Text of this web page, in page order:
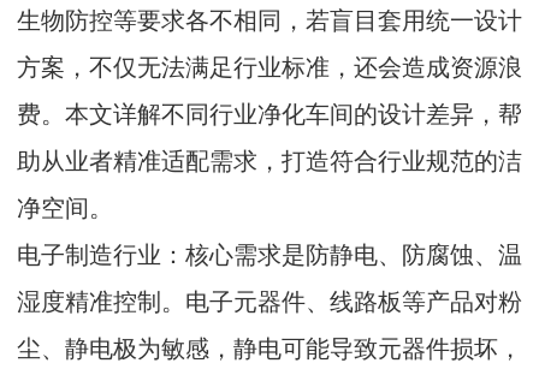
生物防控等要求各不相同，若盲目套用统一设计
方案，不仅无法满足行业标准，还会造成资源浪
费。本文详解不同行业净化车间的设计差异，帮
助从业者精准适配需求，打造符合行业规范的洁
净空间。
电子制造行业：核心需求是防静电、防腐蚀、温
湿度精准控制。电子元器件、线路板等产品对粉
尘、静电极为敏感，静电可能导致元器件损坏，